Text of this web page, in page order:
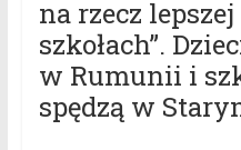
na rzecz
szkołach”.
w Rumunii i
spędzą w